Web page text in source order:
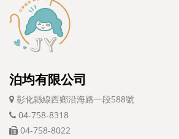
泊均有限公司
彰化縣線西鄉沿海路一段588號
04-758-8318
04-758-8022